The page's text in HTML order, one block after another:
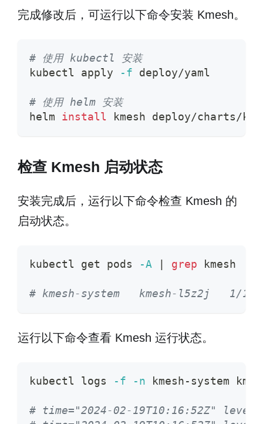
完成修改后，可运行以下命令安装 Kmesh。
# 使用 kubectl 安装
kubectl apply
-f deploy/yaml
# 使用 helm 安装
helm install kmesh deploy/charts/
检查 Kmesh 启动状态
安装完成后，运行以下命令检查 Kmesh 的
启动状态。
kubectl get pods -A grep kmesh
# kmesh-system   kmesh-l5z2j   1/1
运行以下命令查看 Kmesh 运行状态。
kubectl logs -f -n kmesh-system
# time="2024-02-19T10:16:52Z"